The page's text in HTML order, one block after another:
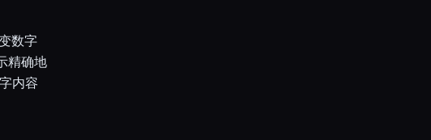
数字
精确地
内容